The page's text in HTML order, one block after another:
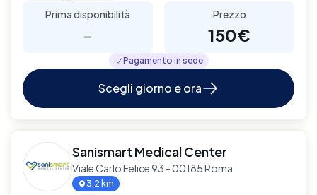
Prima disponibilità
-
Prezzo
150€
Pagamento in sede
Scegli giorno e ora
Sanismart Medical Center
Viale Carlo Felice 93 - 00185 Roma
3.2 km